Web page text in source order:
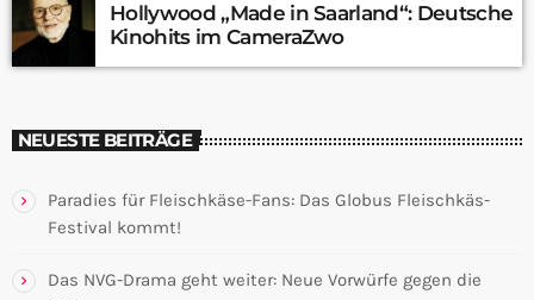
Hollywood „Made in Saarland“: Deutsche
Kinohits im CameraZwo
NEUESTE BEITRÄGE
Paradies für Fleischkäse-Fans: Das Globus Fleischkäs-
Festival kommt!
Das NVG-Drama geht weiter: Neue Vorwürfe gegen die